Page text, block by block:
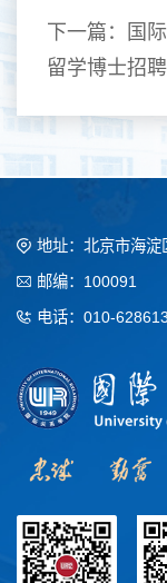
下一篇：
国
留学博士招
地址：北京市海淀
邮编：100091
电话：010-